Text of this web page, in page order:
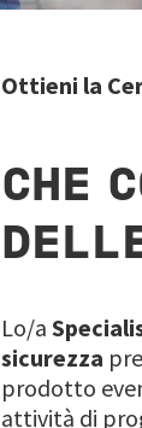
Ottieni la
CHE
Lo/a
sicurezza
prodotto
attività di